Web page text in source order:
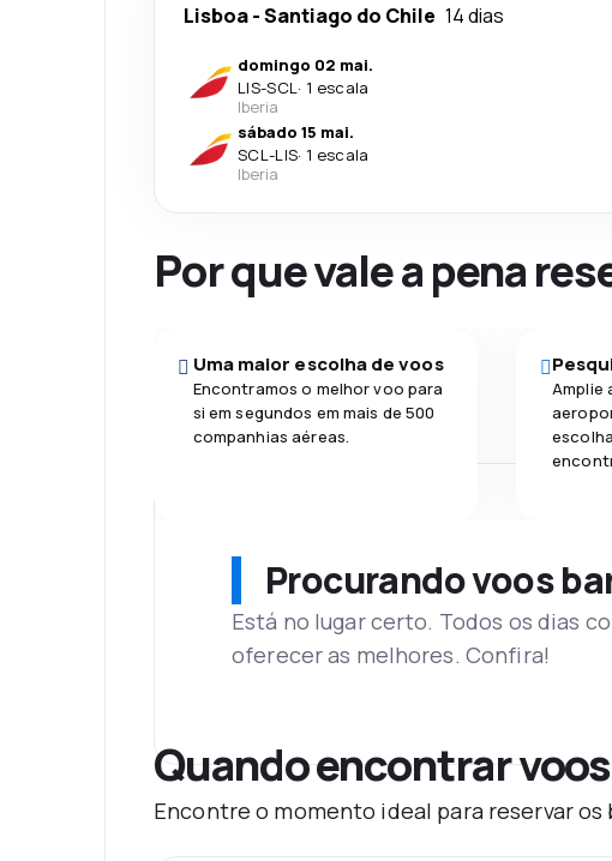
Lisboa-Santiago do Chile 14 dias
domingo 02 mai.
LIS-SCL· 1 escala
Iberia
sábado 15 mai.
SCL-LIS· 1 escala
Iberia
Por que vale a pena
Uma maior escolha de voos
Encontramos o melhor voo para
si em segundos em mais de 500
companhias aéreas.
Amplie
Procurando voos
Está no lugar certo. Todos os dias
oferecer as melhores. Confira!
Quando encontrar
Encontre o momento ideal para reservar